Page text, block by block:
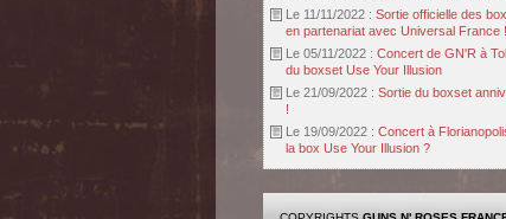
Le 11/11/2022 : Sortie officielle des
en partenariat avec Universal France !
Le 05/11/2022 : Concert de GN'R à
du boxset Use Your Illusion
Le 21/09/2022 : Sortie du boxset
!
Le 19/09/2022 : Concert à
la box Use Your Illusion ?